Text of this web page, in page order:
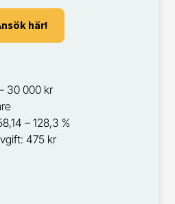
här!
30 000 kr
– 128,3 %
475 kr